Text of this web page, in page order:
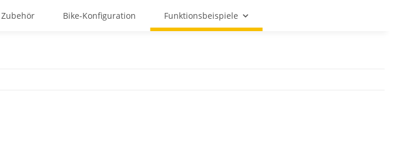
Zubehör Bike-Konfiguration Funktionsbeispiele